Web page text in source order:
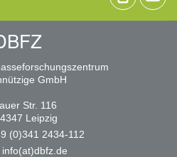
GmbH
Str. 116
Leipzig
(0)341 2434-112
info(at)dbfz.de